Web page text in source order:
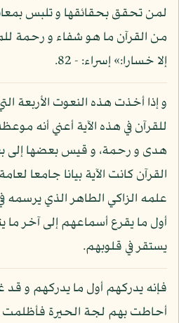
لمن تحقق بحقائقها و تلبس
من القرآن ما هو شفاء و رحمة
إلا خسارا:» إسراء: - 82.
و إذا أخذت هذه النعوت الأربعة
للقرآن في هذه الآية أعني أنه
هدى و رحمة، و قيس بعضها إلى
القرآن كانت الآية بيانا جامعا
علمه الزاكي الطاهر الذي يرسمه
أول ما يقرع أسماعهم إلى آخر
يستقر في قلوبهم.
فإنه يدركهم أول ما يدركهم و
أحاطت بهم لجة الحيرة